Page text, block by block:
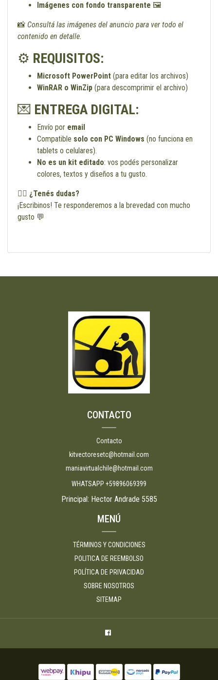
Imágenes con fondo transparente 🖼️
📸 Consultá las imágenes del anuncio para ver todo el
contenido en detalle.
⚙️ REQUISITOS:
Microsoft PowerPoint (para editar los archivos)
WinRAR o WinZip (para descomprimir el archivo)
💌 ENTREGA DIGITAL:
Envío por email
Compatible solo con PC Windows (no funciona en
tablets o celulares).
No es un kit editado: vos podés personalizar
colores, textos y diseños a tu gusto.
🙋‍♀️ ¿Tenés dudas?
¡Escribinos! Te responderemos a la brevedad con mucho
gusto 💬
CONTACTO
Contacto
kitvectoresetc@hotmail.com
maniavirtualchile@hotmail.com
WHATSAPP +59896069399
Principal: Hector Andrade 5585
MENÚ
TÉRMINOS Y CONDICIONES
POLITICA DE REEMBOLSO
POLÍTICA DE PRIVACIDAD
SOBRE NOSOTROS
SITEMAP